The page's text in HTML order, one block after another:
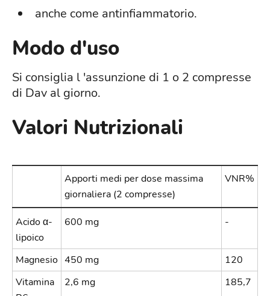
anche come antinfiammatorio.
Modo d'uso
Si consiglia l 'assunzione di 1 o 2 compresse
di Dav al giorno.
Valori Nutrizionali
Apporti medi per dose massima
giornaliera (2 compresse)
VNR%
Acido α-
lipoico
600 mg -
Magnesio 450 mg
120
Vitamina
2,6 mg 185,7